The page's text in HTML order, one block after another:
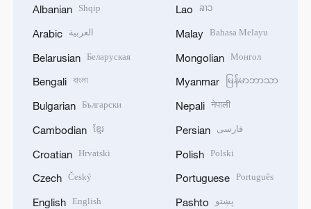
Albanian Shqip
Arabic العربية
Belarusian Беларуская
Bengali বাংলা
Bulgarian Български
Cambodian ខ្មែរ
Croatian Hrvatski
Czech Český
English English
Lao ລາວ
Malay Bahasa Melayu
Mongolian Монгол
Myanmar မြန်မာဘာသာ
Nepali नेपाली
Persian فارسی
Polish Polski
Portuguese Português
Pashto پښتو